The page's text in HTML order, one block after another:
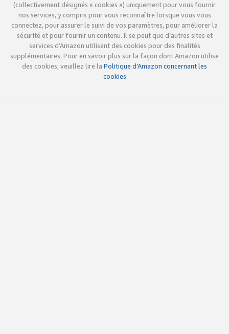
(collectivement désignés « cookies ») uniquement pour vous fournir
nos services, y compris pour vous reconnaître lorsque vous vous
connectez, pour assurer le suivi de vos paramètres, pour améliorer la
sécurité et pour fournir un contenu. Il se peut que d’autres sites et
services d’Amazon utilisent des cookies pour des finalités
supplémentaires. Pour en savoir plus sur la façon dont Amazon utilise
des cookies, veuillez lire la Politique d’Amazon concernant les
cookies